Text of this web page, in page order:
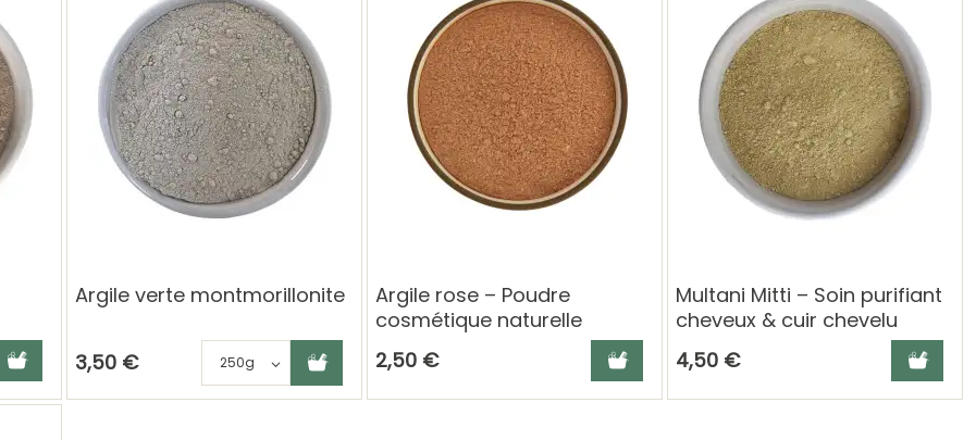
Ajouter au panier
Argile verte montmorillonite
3,50 € Choisissez une déclinaison
Ajouter au panier
Argile rose – Poudre
cosmétique naturelle
2,50 €
Ajouter au panier
Multani Mitti – Soin purifiant
cheveux & cuir chevelu
4,50 €
Ajouter